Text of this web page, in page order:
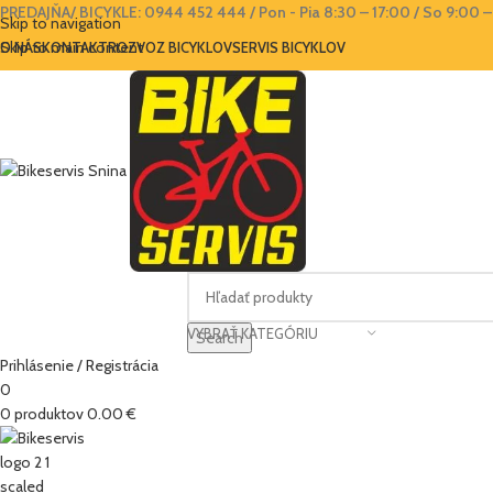
Skip to navigation
Skip to main content
PREDAJŇA/ BICYKLE: 0944 452 444 / Pon - Pia 8:30 – 17:00 / So 9:00
O NÁSKONTAKTROZVOZ BICYKLOVSERVIS BICYKLOV
VYBRAŤ KATEGÓRIU
Search
Prihlásenie / Registrácia
0
0 produktov0.00€